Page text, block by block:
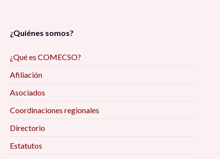
¿Quiénes somos?
¿Qué es COMECSO?
Afiliación
Asociados
Coordinaciones regionales
Directorio
Estatutos